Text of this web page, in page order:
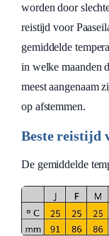
worden door
reistijd voor
gemiddelde
in welke maanden
meest aangenaam
op afstemmen.
Beste reistijd
De gemiddelde